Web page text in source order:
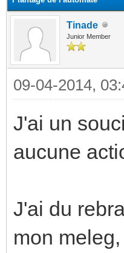
Tinade
Junior Member
09-04-2014,
J'ai un
aucune
J'ai du
mon